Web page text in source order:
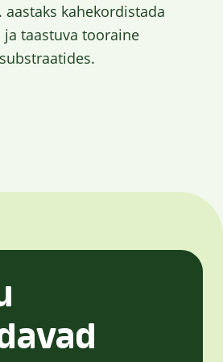
aastaks kahekordistada
ja taastuva tooraine